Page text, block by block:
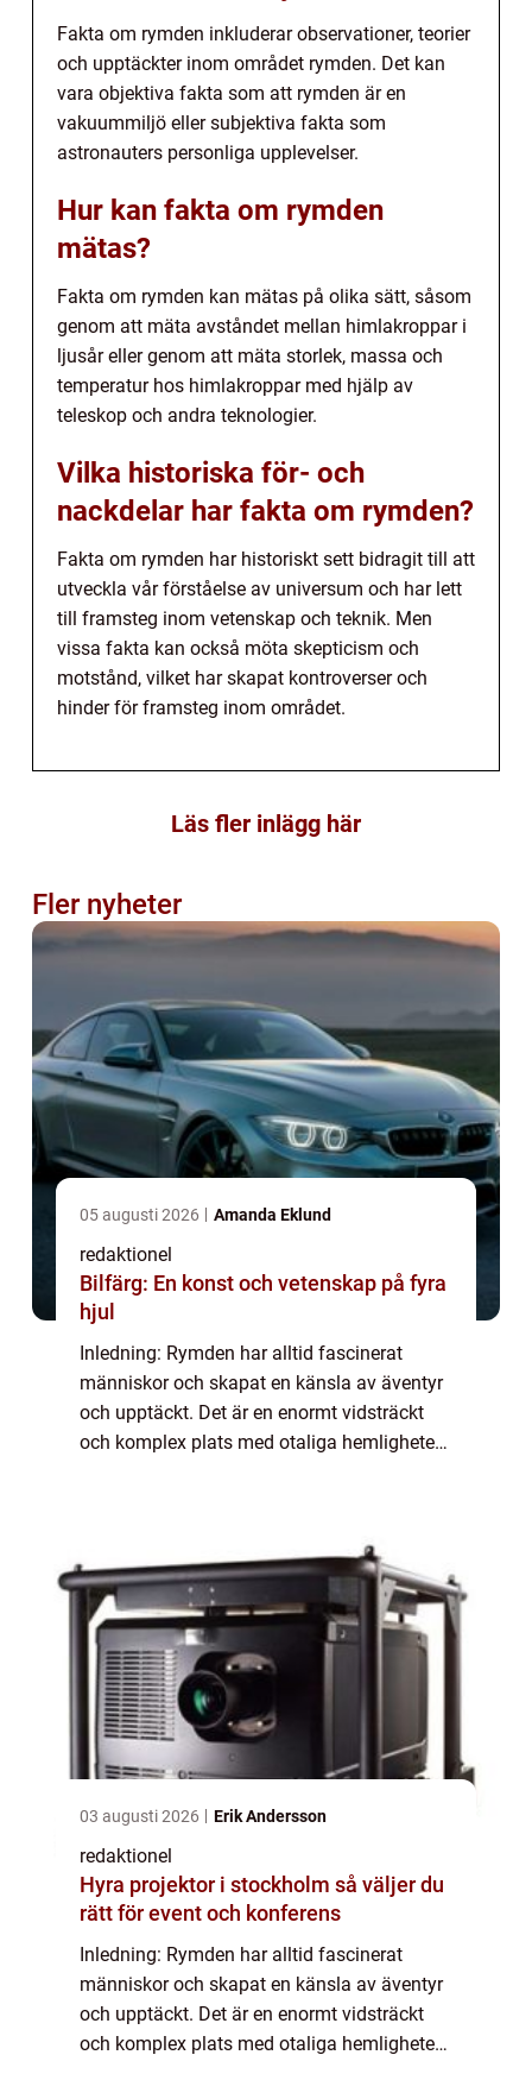
Fakta om rymden inkluderar observationer, teorier
och upptäckter inom området rymden. Det kan
vara objektiva fakta som att rymden är en
vakuummiljö eller subjektiva fakta som
astronauters personliga upplevelser.
Hur kan fakta om rymden
mätas?
Fakta om rymden kan mätas på olika sätt, såsom
genom att mäta avståndet mellan himlakroppar i
ljusår eller genom att mäta storlek, massa och
temperatur hos himlakroppar med hjälp av
teleskop och andra teknologier.
Vilka historiska för- och
nackdelar har fakta om rymden?
Fakta om rymden har historiskt sett bidragit till att
utveckla vår förståelse av universum och har lett
till framsteg inom vetenskap och teknik. Men
vissa fakta kan också möta skepticism och
motstånd, vilket har skapat kontroverser och
hinder för framsteg inom området.
Läs fler inlägg här
Fler nyheter
05 augusti 2026 Amanda Eklund
redaktionel
Bilfärg: En konst och vetenskap på fyra
hjul
Inledning: Rymden har alltid fascinerat
människor och skapat en känsla av äventyr
och upptäckt. Det är en enormt vidsträckt
och komplex plats med otaliga hemligheter
03 augusti 2026 Erik Andersson
redaktionel
Hyra projektor i stockholm så väljer du
rätt för event och konferens
Inledning: Rymden har alltid fascinerat
människor och skapat en känsla av äventyr
och upptäckt. Det är en enormt vidsträckt
och komplex plats med otaliga hemligheter